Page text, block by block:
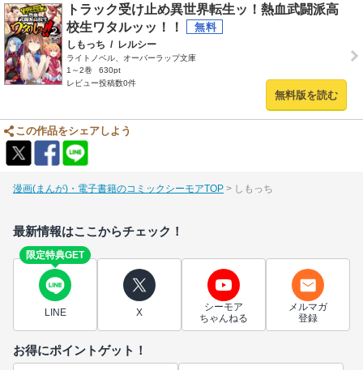
トラック受け止め異世界転生ッ！熱血武闘派高
校生ワタルッッ！！
しもっち / レルシー
ライトノベル、オーバーラップ文庫
1～2巻
630pt
レビュー投稿数0件
無料版を読む
この作品をシェアしよう
漫画(まんが)・電子書籍のコミックシーモアTOP しもっち
最新情報はここからチェック！
限定特典GET
LINE X
シーモア
ちゃんねる
メルマガ
登録
お得にポイントゲット！